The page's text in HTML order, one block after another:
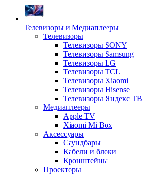
Телевизоры и Медиаплееры
Телевизоры
Телевизоры SONY
Телевизоры Samsung
Телевизоры LG
Телевизоры TCL
Телевизоры Xiaomi
Телевизоры Hisense
Телевизоры Яндекс ТВ
Медиаплееры
Apple TV
Xiaomi Mi Box
Аксессуары
Саундбары
Кабели и блоки
Кронштейны
Проекторы